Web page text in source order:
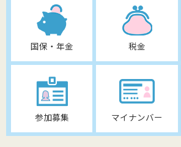
国保・年金 税金
参加募集 マイナンバー